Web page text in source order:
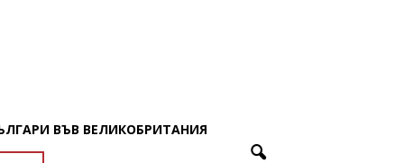
ВЪВ ВЕЛИКОБРИТАНИЯ